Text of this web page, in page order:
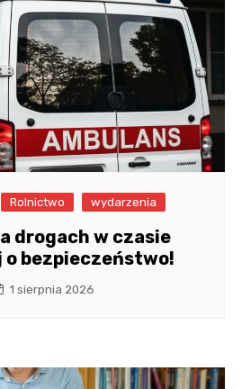
Rolnictwo wydarzenia
drogach w czasie
o bezpieczeństwo!
1 sierpnia 2026